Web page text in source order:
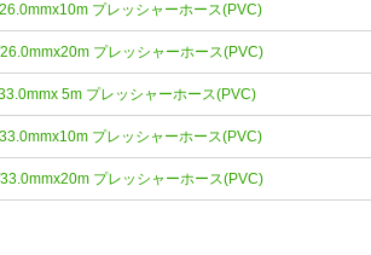
プレッシャーホース(PVC)
プレッシャーホース(PVC)
5m プレッシャーホース(PVC)
プレッシャーホース(PVC)
プレッシャーホース(PVC)